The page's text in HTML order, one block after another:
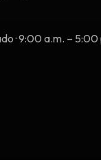
· 9:00 a.m. – 5:00